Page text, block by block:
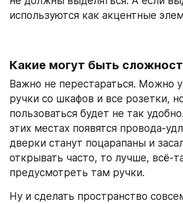
используются как акцентные
Какие могут быть
Важно не перестараться. Можно
ручки со шкафов и все розетки,
пользоваться будет не так
этих местах появятся провода-
дверки станут поцарапаны и
открывать часто, то лучше, всё-
предусмотреть там ручки.
Ну и сделать пространство